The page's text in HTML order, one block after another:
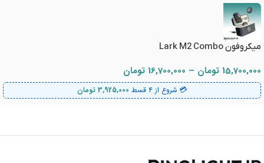
میکروفون Lark M2 Combo
15,700,000 تومان –
16,700,000 تومان
💳 شروع از ۴ قسط 3,925,000 تومان